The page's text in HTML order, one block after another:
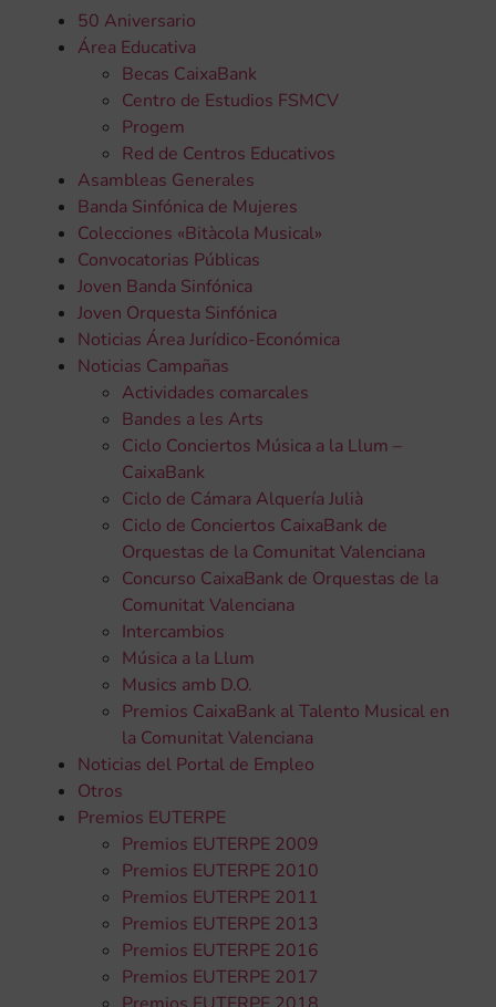
50 Aniversario
Área Educativa
Becas CaixaBank
Centro de Estudios FSMCV
Progem
Red de Centros Educativos
Asambleas Generales
Banda Sinfónica de Mujeres
Colecciones «Bitàcola Musical»
Convocatorias Públicas
Joven Banda Sinfónica
Joven Orquesta Sinfónica
Noticias Área Jurídico-Económica
Noticias Campañas
Actividades comarcales
Bandes a les Arts
Ciclo Conciertos Música a la Llum –
CaixaBank
Ciclo de Cámara Alquería Julià
Ciclo de Conciertos CaixaBank de
Orquestas de la Comunitat Valenciana
Concurso CaixaBank de Orquestas de la
Comunitat Valenciana
Intercambios
Música a la Llum
Musics amb D.O.
Premios CaixaBank al Talento Musical en
la Comunitat Valenciana
Noticias del Portal de Empleo
Otros
Premios EUTERPE
Premios EUTERPE 2009
Premios EUTERPE 2010
Premios EUTERPE 2011
Premios EUTERPE 2013
Premios EUTERPE 2016
Premios EUTERPE 2017